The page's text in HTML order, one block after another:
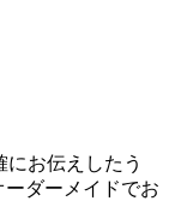
にお伝えしたう
ダーメイドでお